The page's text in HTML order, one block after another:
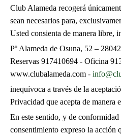
Club Alameda recogerá
sean necesarios para,
Usted consienta de manera libre,
Pº Alameda de Osuna, 52 –
Reservas 917410694 - Oficina
www.clubalameda.com -
inequívoca a través de la
Privacidad que acepta de manera
En este sentido, y de
consentimiento expreso la acción